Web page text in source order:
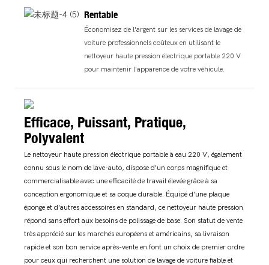
Rentable
Économisez de l'argent sur les services de lavage de
voiture professionnels coûteux en utilisant le
nettoyeur haute pression électrique portable 220 V
pour maintenir l'apparence de votre véhicule.
Efficace, Puissant, Pratique,
Polyvalent
Le nettoyeur haute pression électrique portable à eau 220 V, également
connu sous le nom de lave-auto, dispose d'un corps magnifique et
commercialisable avec une efficacité de travail élevée grâce à sa
conception ergonomique et sa coque durable. Équipé d'une plaque
éponge et d'autres accessoires en standard, ce nettoyeur haute pression
répond sans effort aux besoins de polissage de base. Son statut de vente
très apprécié sur les marchés européens et américains, sa livraison
rapide et son bon service après-vente en font un choix de premier ordre
pour ceux qui recherchent une solution de lavage de voiture fiable et